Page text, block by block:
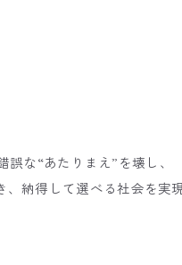
な“あたりまえ”を壊し、
、納得して選べる社会を実